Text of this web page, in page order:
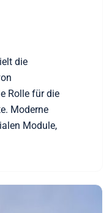
die
Rolle für die
Moderne
Module,